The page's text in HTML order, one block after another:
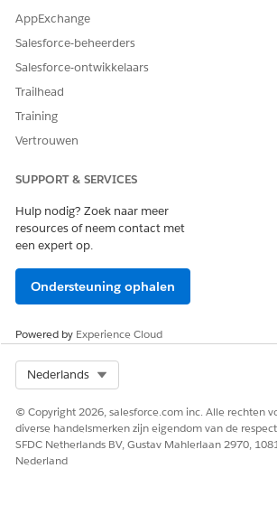
AppExchange
Salesforce-beheerders
Salesforce-ontwikkelaars
Trailhead
Training
Vertrouwen
SUPPORT & SERVICES
Hulp nodig? Zoek naar meer
resources of neem contact met
een expert op.
Ondersteuning ophalen
Powered by Experience Cloud
Nederlands
© Copyright 2026, salesforce.com inc. Alle rechten
diverse handelsmerken zijn eigendom van de
SFDC Netherlands BV, Gustav Mahlerlaan 2970,
Nederland